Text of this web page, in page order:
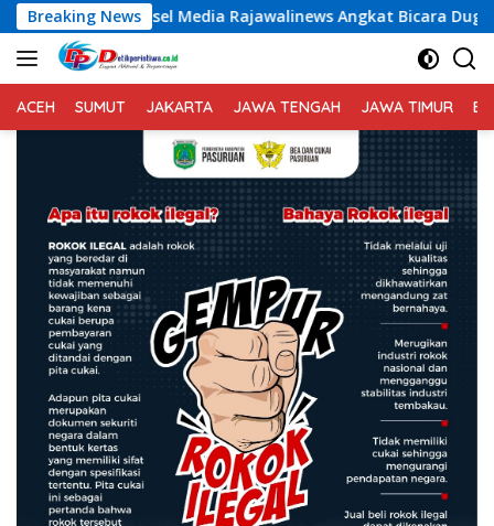
Langsung
ke
konten
Breaking News
Rajawalinews Angkat Bicara Dugaan Penggelapan Dana
ACEH SUMUT JAKARTA JAWA TENGAH JAWA TIMUR